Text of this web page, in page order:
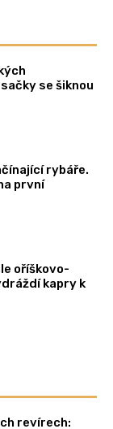
se šiknou
rybáře.
první
oříškovo-
kapry k
revírech: